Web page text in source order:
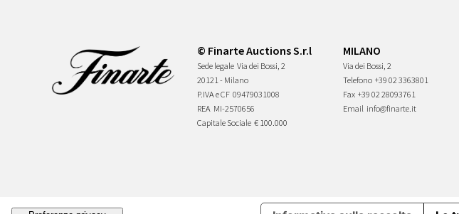
© Finarte Auctions S.r.l
Sede legale Via dei Bossi, 2
20121 - Milano
P.IVA e CF 09479031008
REA MI-2570656
Capitale Sociale € 100.000
MILANO
Via dei Bossi, 2
Telefono +39 02 3363801
Fax +39 02 28093761
Email info@finarte.it